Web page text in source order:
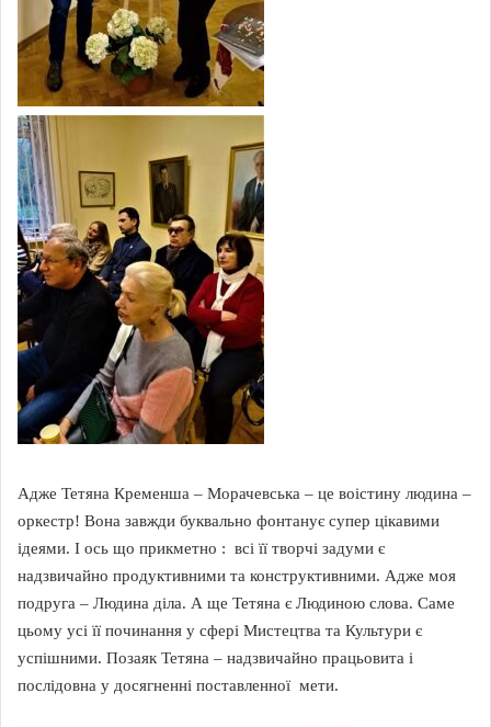
Адже Тетяна Кременша – Морачевська – це воістину людина –
оркестр! Вона завжди буквально фонтанує супер цікавими
ідеями. І ось що прикметно : всі її творчі задуми є
надзвичайно продуктивними та конструктивними. Адже моя
подруга – Людина діла. А ще Тетяна є Людиною слова. Саме
цьому усі її починання у сфері Мистецтва та Культури є
успішними. Позаяк Тетяна – надзвичайно працьовита і
послідовна у досягненні поставленної мети.